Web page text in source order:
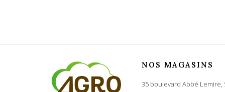
NOS MAGASINS
35 boulevard Abbé Lemire,